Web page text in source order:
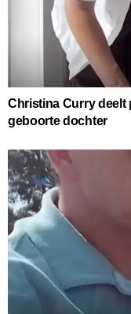
Christina Curry deelt
geboorte dochter